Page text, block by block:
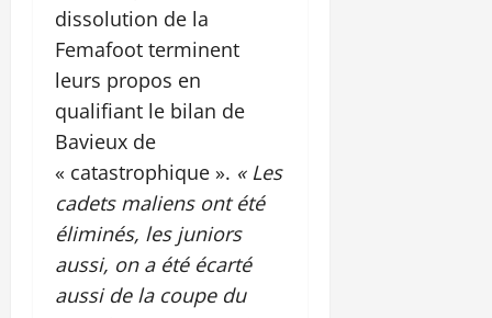
dissolution de la
Femafoot terminent
leurs propos en
qualifiant le bilan de
Bavieux de
« catastrophique ». « Les
cadets maliens ont été
éliminés, les juniors
aussi, on a été écarté
aussi de la coupe du